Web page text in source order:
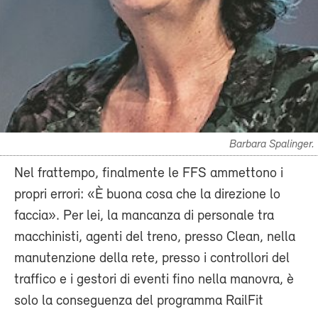
Barbara Spalinger.
Nel frattempo, finalmente le FFS ammettono i
propri errori: «È buona cosa che la direzione lo
faccia». Per lei, la mancanza di personale tra
macchinisti, agenti del treno, presso Clean, nella
manutenzione della rete, presso i controllori del
traffico e i gestori di eventi fino nella manovra, è
solo la conseguenza del programma RailFit